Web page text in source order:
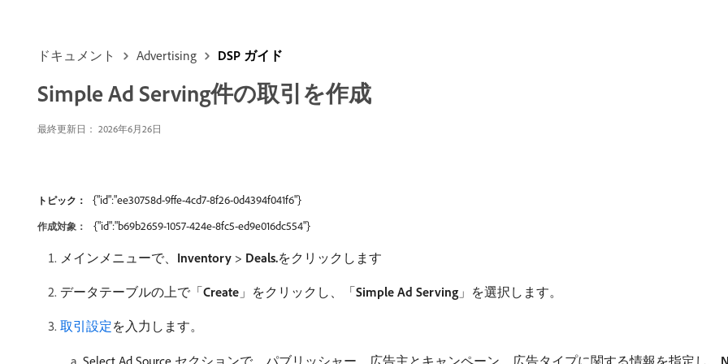
ドキュメント Advertising DSP ガイド
Simple Ad Serving件の取引を作成
最終更新日： 2026年6月26日
トピック： {"id":"ee30758d-9ffe-4cd7-8f26-0d4394f041f6"}
作成対象： {"id":"b69b2659-1057-424e-8fc5-ed9e016dc554"}
メインメニューで、 Inventory > Deals.​をクリックします
データテーブルの上で「Create 」をクリックし、「Simple Ad Serving 」を選択します。
取引設定を入力します。
Select Ad Source セクションで、パブリッシャー、広告主とキャンペーン、広告タイプに関する情報を指定し、